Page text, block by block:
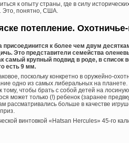
к опыту страны, где в силу
Это, понятно, США.
потепление.
к более чем двум
Это представители семейства
самый крупный подвид в роде, в список
есть 9 мм.
поскольку конкретно в оружейно-
одно из самых либеральных на планете.
чтобы брать с собой детей на
может только (!) ребенок (заранее
рассматривались больше в качестве
винтовкой «Hatsan Hercules» 45-го